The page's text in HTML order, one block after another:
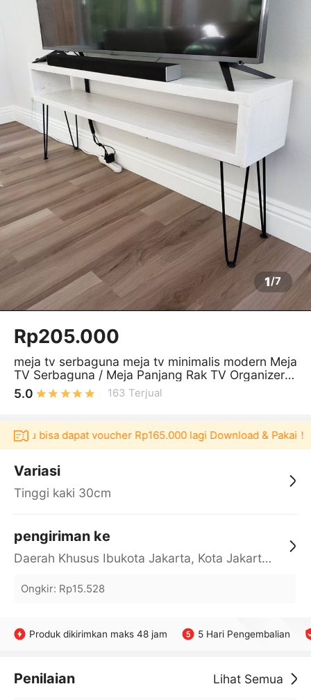
1/7
Rp205.000
meja tv serbaguna meja tv minimalis modern Meja
TV Serbaguna / Meja Panjang Rak TV Organizer
Meja Aesthetic
5.0 163 Terjual
bisa dapat voucher Rp165.000 lagi Download & Pakai！
Variasi
Tinggi kaki 30cm
pengiriman ke
Daerah Khusus Ibukota Jakarta, Kota Jakarta Barat, Cengkareng, yy
Ongkir: Rp15.528
Produk dikirimkan maks 48 jam 5 Hari Pengembalian
Penilaian Lihat Semua